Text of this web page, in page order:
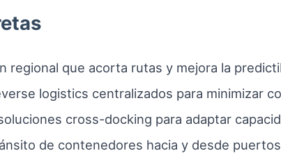
regional que acorta rutas y mejora la
logistics centralizados para minimizar
cross-docking para adaptar
de contenedores hacia y desde